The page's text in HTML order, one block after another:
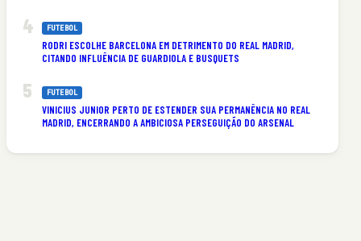
FUTEBOL
RODRI ESCOLHE BARCELONA EM DETRIMENTO DO REAL MADRID,
CITANDO INFLUÊNCIA DE GUARDIOLA E BUSQUETS
FUTEBOL
VINICIUS JUNIOR PERTO DE ESTENDER SUA PERMANÊNCIA NO REAL
MADRID, ENCERRANDO A AMBICIOSA PERSEGUIÇÃO DO ARSENAL